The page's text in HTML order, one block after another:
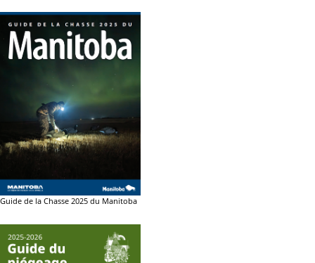
Guide de la Chasse 2025 du Manitoba